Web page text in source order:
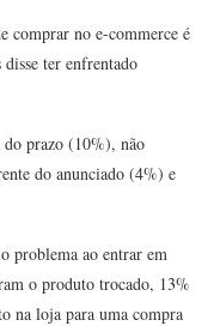
comprar no e-commerce é
ter enfrentado
prazo (10%), não
do anunciado (4%) e
problema ao entrar em
o produto trocado, 13%
na loja para uma compra